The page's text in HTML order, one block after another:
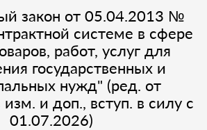
закон от 05.04.2013 №
системе в сфере
работ, услуг для
государственных и
нужд" (ред. от
и доп., вступ. в силу с
01.07.2026)